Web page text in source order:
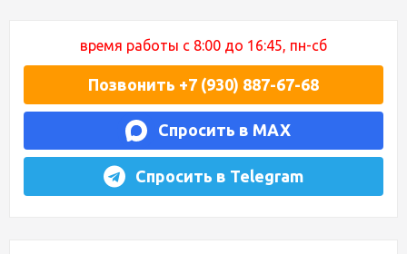
время работы с 8:00 до 16:45, пн-сб
Позвонить +7 (930) 887-67-68
Спросить в MAX
Спросить в Telegram